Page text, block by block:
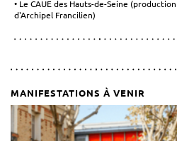
Le CAUE des Hauts-de-Seine
d'Archipel Francilien)
MANIFESTATIONS À VENIR